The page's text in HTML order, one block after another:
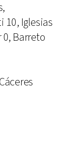
10, Iglesias
0, Barreto